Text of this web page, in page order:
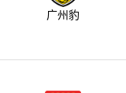
广州豹